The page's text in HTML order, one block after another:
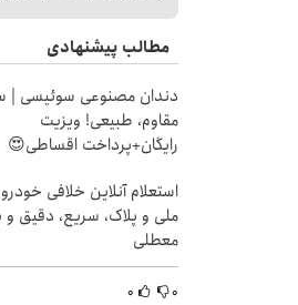
مطالب پیشنهادی
دندان مصنوعی سوئیسی |
مقاوم، طبیعی! ویزیت
رایگان+پرداخت اقساطی😍
استعلام آنلاین خلافی
ملی و پلاک، سریع، دقیق و
معطلی
۰ ۰